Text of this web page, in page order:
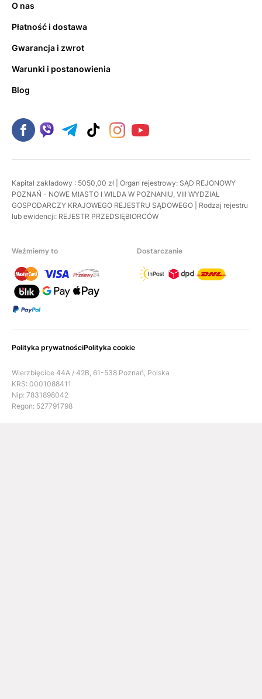
O nas
Płatność i dostawa
Gwarancja i zwrot
Warunki i postanowienia
Blog
Kapitał zakładowy : 5050,00 zł | Organ rejestrowy: SĄD REJONOWY
POZNAŃ - NOWE MIASTO I WILDA W POZNANIU, VIII WYDZIAŁ
GOSPODARCZY KRAJOWEGO REJESTRU SĄDOWEGO | Rodzaj rejestru
lub ewidencji: REJESTR PRZEDSIĘBIORCÓW
Weźmiemy to Dostarczanie
Polityka prywatnościPolityka cookie
Wierzbięcice 44A / 42B, 61-538 Poznań, Polska
KRS: 0001088411
Nip: 7831898042
Regon: 527791798